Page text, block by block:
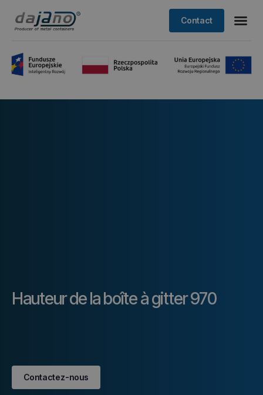
Contact
Hauteur de la boîte à gitter 970
Contactez-nous